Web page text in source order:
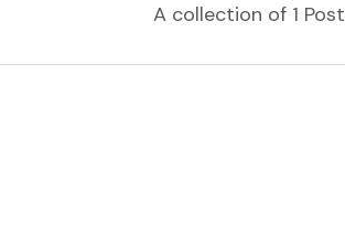
A collection of 1 Post